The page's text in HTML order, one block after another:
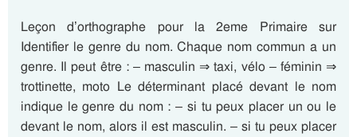
Leçon d’orthographe pour la 2eme Primaire sur
Identifier le genre du nom. Chaque nom commun a un
genre. Il peut être : – masculin ⇒ taxi, vélo – féminin ⇒
trottinette, moto Le déterminant placé devant le nom
indique le genre du nom : – si tu peux placer un ou le
devant le nom, alors il est masculin. – si tu peux placer